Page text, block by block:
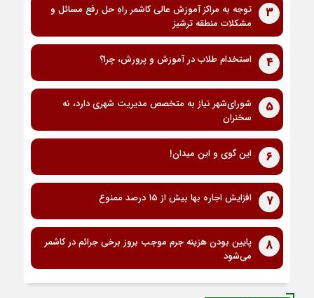
3
توجه به مراکز آموزش عالی کاشمر راهِ حل رفع مسائل و
مشکلات منطقه ترشیز
4 استخدام طلاب در آموزش و پرورش، چرا؟
5
شورای‌شهر نیاز به متخصص مدیریت شهری دارد، نه
سخنران
6 این گوی و این میدان!
7 افزایش اجاره بها بیش از 15 درصد ممنوع
8
پایین بودن هزینه جرم موجب بروز برخی جرائم در کاشمر
می‌شود